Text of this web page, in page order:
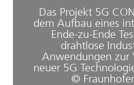
Das Projekt 5G
dem Aufbau eines
Ende-zu-Ende
drahtlose
Anwendungen zur
neuer 5G
©